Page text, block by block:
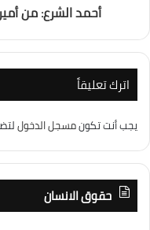
أحمد الشرع: من
اترك تعليقاً
يجب أنت تكونمسجل الدخول
حقوق الانسان